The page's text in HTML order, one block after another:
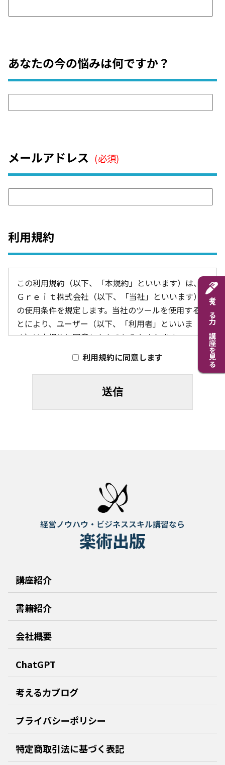
あなたの今の悩みは何ですか？
メールアドレス (必須)
利用規約
この利用規約（以下、「本規約」といいます）は、
Ｇｒｅｉｔ株式会社（以下、「当社」といいます）
の使用条件を規定します。当社のツールを使用するこ
とにより、ユーザー（以下、「利用者」といいま
す）は本規約に同意したものとみなされます。
1.当社は、当社のツールの使用によって生じたい
かなる損害や問題についても責任を負いません。
2.1利用者は、ツールの使用に関連して法律や規
制、第三者の権利を遵守する責任があります。
する必要があります。
2.3利用者は、ツールの使用によって他の利用者や
第三者に不利益や損害を与えてはいけません。
利用規約に同意します
講座紹介
書籍紹介
会社概要
ChatGPT
考える力ブログ
プライバシーポリシー
特定商取引法に基づく表記
考える力 講座を見る